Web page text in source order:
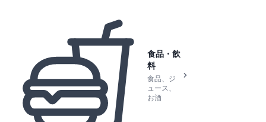
食品・飲
料
食品、ジ
ュース、
お酒